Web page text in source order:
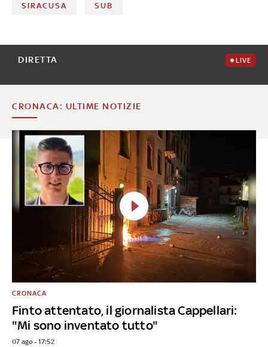
SIRACUSA SUB
DIRETTA LIVE
CRONACA: ULTIME NOTIZIE
Finto attentato, il giornalista Cappellari:
"Mi sono inventato tutto"
CRONACA
07 ago - 17:52